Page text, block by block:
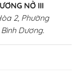
NỞ III
2, Phường
Dương.